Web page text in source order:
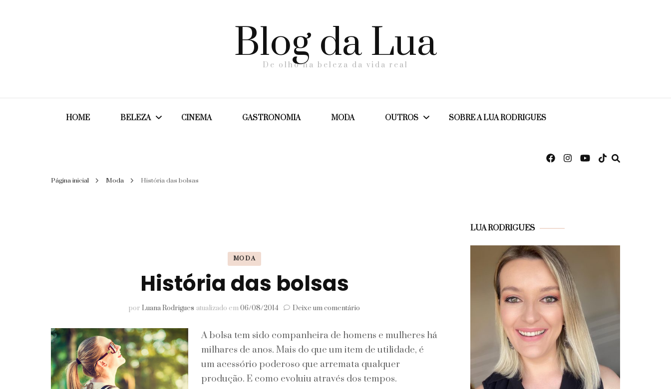
Blog da Lua
De olho na beleza da vida real
HOME BELEZA CINEMA GASTRONOMIA MODA OUTROS SOBRE A LUA RODRIGUES
Página inicial Moda História das bolsas
MODA
História das bolsas
por Luana Rodrigues atualizado em06/08/2014 Deixe um comentário
bolsas
A bolsa tem sido companheira de homens e mulheres há
milhares de anos. Mais do que um item de utilidade, é
um acessório poderoso que arremata qualquer
produção. E como evoluiu através dos tempos.
LUA RODRIGUES